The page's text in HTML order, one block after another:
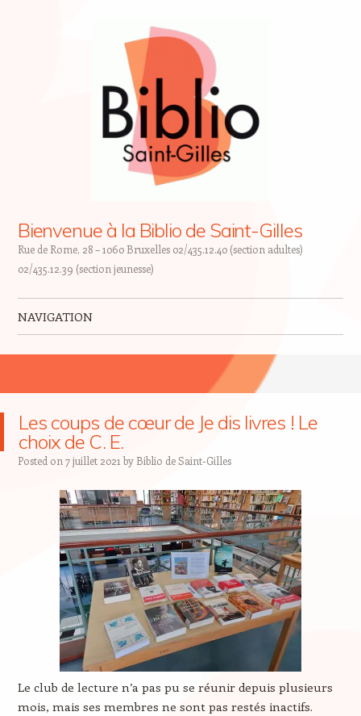
Bienvenue à la Biblio de Saint-Gilles
Rue de Rome, 28 – 1060 Bruxelles 02/435.12.40 (section adultes)
02/435.12.39 (section jeunesse)
NAVIGATION
Les coups de cœur de Je dis livres ! Le
choix de C. E.
Posted on 7 juillet 2021 by Biblio de Saint-Gilles
Le club de lecture n’a pas pu se réunir depuis plusieurs
mois, mais ses membres ne sont pas restés inactifs.